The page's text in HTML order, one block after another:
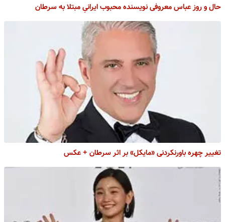
حال و روز عباس معروفی نویسنده محبوب ایرانیِ مبتلا به سرطان
تغییر چهره باورنکردنی «مایکل» بر اثر سرطان + عکس